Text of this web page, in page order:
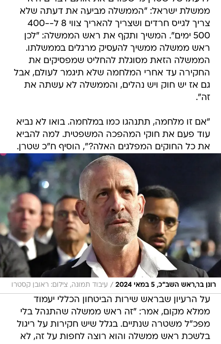
ממשלת ישראל: "הממשלה מביעה את דעתה שלא
צריך לגייס חרדים ושצריך להאריך צווי 8 ל-400-
500 ימים". המשיך ותקף את ראש הממשלה: "לכן
ראש ממשלה ממשיך להעסיק מרגלים בממשלתו.
הממשלה הזאת מסוגלת להחליט שמפסיקים את
החקירה עד אחרי המלחמה שלא תיגמר לעולם, אבל
גם אז יש חוק ויש נהלים, והממשלה לא עשתה את
זה".
"אם זו מלחמה, תתנהגו כמו במלחמה. בואו לא נביא
עוד פעם את חוקי המהפכה המשפטית. למה להביא
את כל החוקים המפלגים האלה?", הוסיף ח"כ שטרן.
רונן בר,ראש השב"כ, 5 במאי 2024 / עיבוד תמונה, צילום: ראובן קסטרו
על הרעיון שבראש שירות הביטחון הכללי יעמוד
ממלא מקום, אמר: "זה ראש ממשלה שהתנהל בלי
מפכ"ל משטרה שנתיים. בגלל שיש חקירות על ריגול
בלשכת ראש ממשלה והוא רוצה לחפות על זה, לא